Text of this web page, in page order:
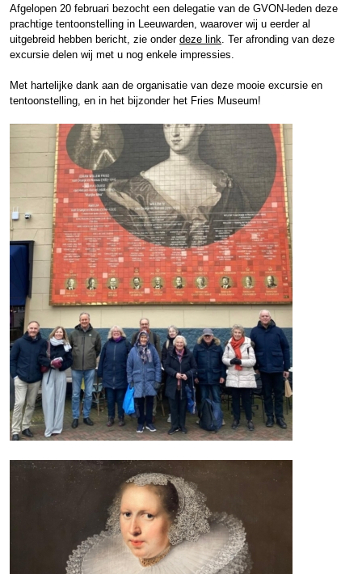
Afgelopen 20 februari bezocht een delegatie van de GVON-leden deze
prachtige tentoonstelling in Leeuwarden, waarover wij u eerder al
uitgebreid hebben bericht, zie onder deze link . Ter afronding van deze
excursie delen wij met u nog enkele impressies.
Met hartelijke dank aan de organisatie van deze mooie excursie en
tentoonstelling, en in het bijzonder het Fries Museum!